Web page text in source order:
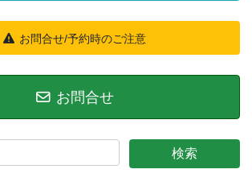
お問合せ/予約時のご注意
お問合せ